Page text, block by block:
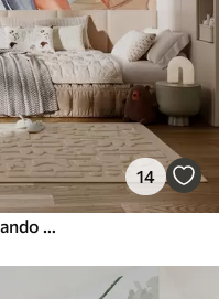
14